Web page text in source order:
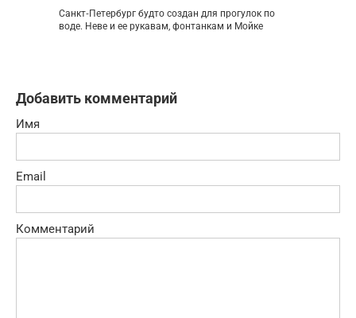
Санкт‑Петербург будто создан для прогулок по
воде. Неве и ее рукавам, фонтанкам и Мойке
Добавить комментарий
Имя
Email
Комментарий